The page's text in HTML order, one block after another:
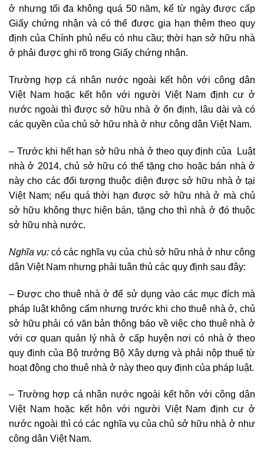
ở nhưng tối đa không quá 50 năm, kể từ ngày được cấp
Giấy chứng nhận và có thể được gia hạn thêm theo quy
định của Chính phủ nếu có nhu cầu; thời hạn sở hữu nhà
ở phải được ghi rõ trong Giấy chứng nhận.
Trường hợp cá nhân nước ngoài kết hôn với công dân
Việt Nam hoặc kết hôn với người Việt Nam định cư ở
nước ngoài thì được sở hữu nhà ở ổn định, lâu dài và có
các quyền của chủ sở hữu nhà ở như công dân Việt Nam.
– Trước khi hết hạn sở hữu nhà ở theo quy định của Luật
nhà ở 2014, chủ sở hữu có thể tặng cho hoặc bán nhà ở
này cho các đối tượng thuộc diện được sở hữu nhà ở tại
Việt Nam; nếu quá thời hạn được sở hữu nhà ở mà chủ
sở hữu không thực hiện bán, tặng cho thì nhà ở đó thuộc
sở hữu nhà nước.
Nghĩa vụ: có các nghĩa vụ của chủ sở hữu nhà ở như công
dân Việt Nam nhưng phải tuân thủ các quy định sau đây:
– Được cho thuê nhà ở để sử dụng vào các mục đích mà
pháp luật không cấm nhưng trước khi cho thuê nhà ở, chủ
sở hữu phải có văn bản thông báo về việc cho thuê nhà ở
với cơ quan quản lý nhà ở cấp huyện nơi có nhà ở theo
quy định của Bộ trưởng Bộ Xây dựng và phải nộp thuế từ
hoạt động cho thuê nhà ở này theo quy định của pháp luật.
– Trường hợp cá nhân nước ngoài kết hôn với công dân
Việt Nam hoặc kết hôn với người Việt Nam định cư ở
nước ngoài thì có các nghĩa vụ của chủ sở hữu nhà ở như
công dân Việt Nam.